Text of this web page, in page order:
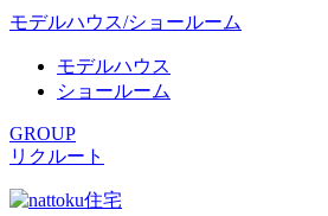
モデルハウス/ショールーム
モデルハウス
ショールーム
GROUP
リクルート